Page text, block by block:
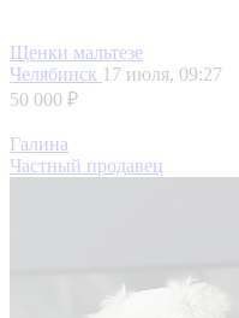
Щенки мальтезе
Челябинск 17 июля, 09:27
50 000 ₽
Галина
Частный продавец